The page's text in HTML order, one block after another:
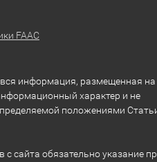
FAAC
информация, размещенная на
характер и не
положениями
сайта обязательно указание